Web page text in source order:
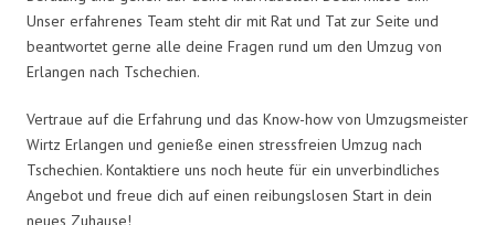
Unser erfahrenes Team steht dir mit Rat und Tat zur Seite und
beantwortet gerne alle deine Fragen rund um den Umzug von
Erlangen nach Tschechien.
Vertraue auf die Erfahrung und das Know-how von Umzugsmeister
Wirtz Erlangen und genieße einen stressfreien Umzug nach
Tschechien. Kontaktiere uns noch heute für ein unverbindliches
Angebot und freue dich auf einen reibungslosen Start in dein
neues Zuhause!